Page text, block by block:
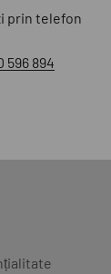
prin telefon
596 894